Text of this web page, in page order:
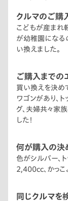
クルマのご購
こどもが産まれ
が幼稚園になる
い換えました。
ご購入までの
買い換えを決め
ワゴンがあり、
グ、夫婦共々家
した！
何が購入の決
色がシルバー、ト
2,400cc、かっこ
同じクルマを